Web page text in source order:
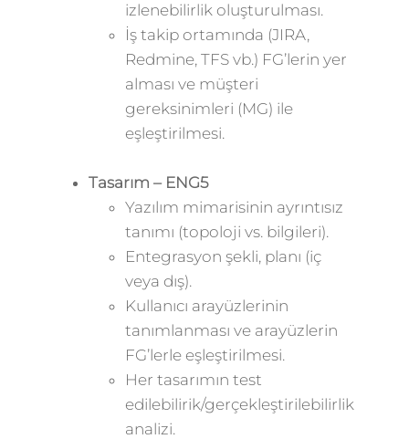
izlenebilirlik oluşturulması.
İş takip ortamında (JIRA,
Redmine, TFS vb.) FG’lerin yer
alması ve müşteri
gereksinimleri (MG) ile
eşleştirilmesi.
Tasarım – ENG5
Yazılım mimarisinin ayrıntısız
tanımı (topoloji vs. bilgileri).
Entegrasyon şekli, planı (iç
veya dış).
Kullanıcı arayüzlerinin
tanımlanması ve arayüzlerin
FG’lerle eşleştirilmesi.
Her tasarımın test
edilebilirik/gerçekleştirilebilirlik
analizi.